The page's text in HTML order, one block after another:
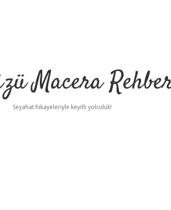
Macera
Seyahat hikayeleriyle keyifli yolculuk!